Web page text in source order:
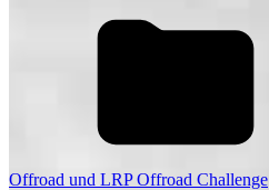
Offroad und LRP Offroad Challenge